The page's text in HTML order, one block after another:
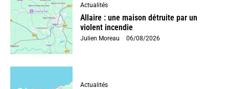
Actualités
Allaire : une maison détruite par un
violent incendie
Julien Moreau - 06/08/2026
Actualités